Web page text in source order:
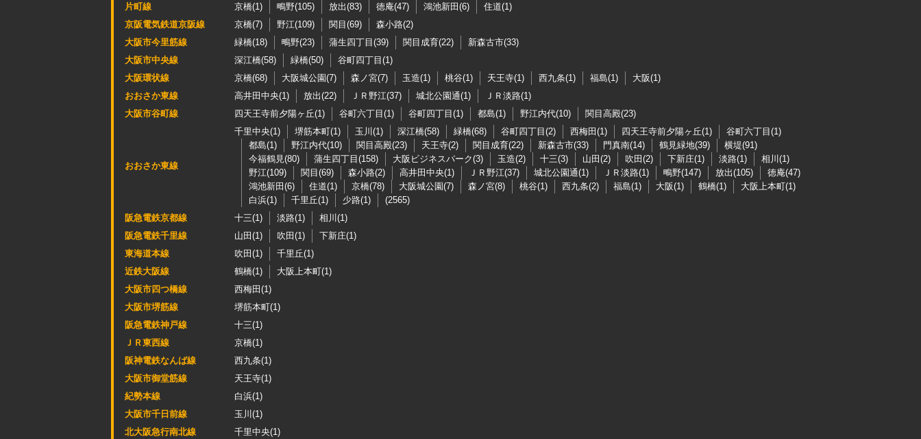
片町線
京橋(1) 鴫野(105) 放出(83) 徳庵(47) 鴻池新田(6)
住道(1)
京阪電気鉄道京阪線
京橋(7) 野江(109) 関目(69)
森小路(2)
大阪市今里筋線
緑橋(18) 鴫野(23) 蒲生四丁目(39) 関目成育(22)
新森古市(33)
大阪市中央線
深江橋(58) 緑橋(50)
谷町四丁目(1)
大阪環状線
京橋(68) 大阪城公園(7) 森ノ宮(7) 玉造(1) 桃谷(1) 天王寺(1) 西九条(1) 福島(1)
大阪(1)
おおさか東線
高井田中央(1) 放出(22) ＪＲ野江(37) 城北公園通(1)
ＪＲ淡路(1)
大阪市谷町線
四天王寺前夕陽ヶ丘(1) 谷町六丁目(1) 谷町四丁目(1) 都島(1) 野江内代(10) 関目高殿(23)
おおさか東線
千里中央(1) 堺筋本町(1) 玉川(1) 深江橋(58) 緑橋(68) 谷町四丁目(2) 西梅田(1) 四天王寺前夕陽ヶ丘(1)
谷町六丁目(1)
都島(1)
野江内代(10) 関目高殿(23) 天王寺(2) 関目成育(22) 新森古市(33) 門真南(14) 鶴見緑地(39)
横堤(91)
今福鶴見(80)
蒲生四丁目(158) 大阪ビジネスパーク(3) 玉造(2) 十三(3) 山田(2) 吹田(2) 下新庄(1) 淡路(1)
相川(1)
野江(109)
関目(69) 森小路(2) 高井田中央(1) ＪＲ野江(37) 城北公園通(1) ＪＲ淡路(1) 鴫野(147) 放出(105)
徳庵(47)
鴻池新田(6)
住道(1) 京橋(78) 大阪城公園(7) 森ノ宮(8) 桃谷(1) 西九条(2) 福島(1) 大阪(1) 鶴橋(1)
大阪上本町(1)
白浜(1)
千里丘(1) 少路(1)
(2565)
阪急電鉄京都線
十三(1) 淡路(1)
相川(1)
阪急電鉄千里線
山田(1) 吹田(1)
下新庄(1)
東海道本線
吹田(1)
千里丘(1)
近鉄大阪線
鶴橋(1)
大阪上本町(1)
大阪市四つ橋線
西梅田(1)
大阪市堺筋線
堺筋本町(1)
阪急電鉄神戸線
十三(1)
ＪＲ東西線
京橋(1)
阪神電鉄なんば線
西九条(1)
大阪市御堂筋線
天王寺(1)
紀勢本線
白浜(1)
大阪市千日前線
玉川(1)
北大阪急行南北線
千里中央(1)